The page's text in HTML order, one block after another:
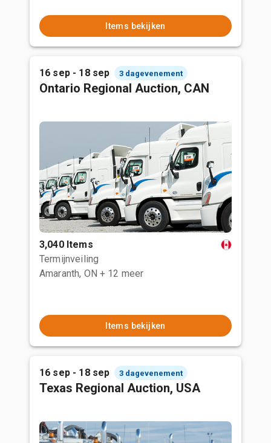
Items bekijken
16 sep - 18 sep 3 dagevenement
Ontario Regional Auction, CAN
3,040 Items
Termijnveiling
Amaranth, ON + 12 meer
Items bekijken
16 sep - 18 sep 3 dagevenement
Texas Regional Auction, USA